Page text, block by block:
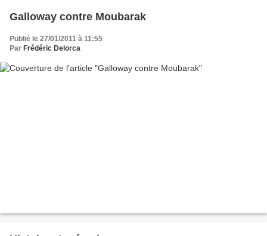
Galloway contre Moubarak
Publié le 27/01/2011 à 11:55
Par Frédéric Delorca